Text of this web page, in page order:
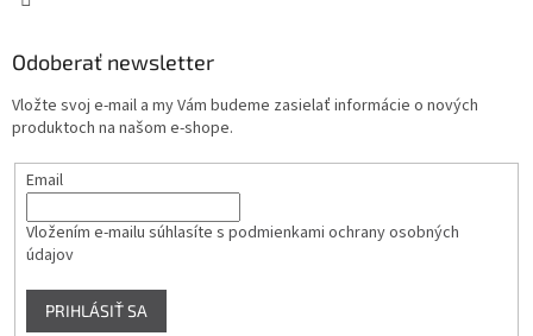
Odoberať newsletter
Vložte svoj e-mail a my Vám budeme zasielať informácie o nových
produktoch na našom e-shope.
Email
Vložením e-mailu súhlasíte s podmienkami ochrany osobných
údajov
PRIHLÁSIŤ SA